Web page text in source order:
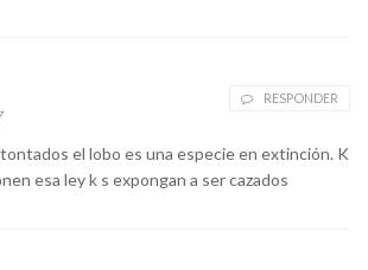
RESPONDER
el lobo es una especie en extinción. K
esa ley k s expongan a ser cazados